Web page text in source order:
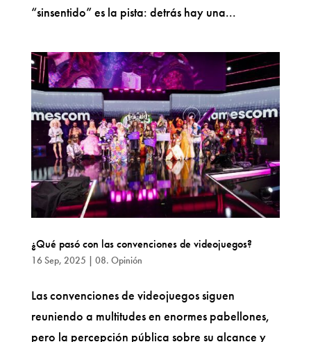
“sinsentido” es la pista: detrás hay una...
¿Qué pasó con las convenciones de videojuegos?
16 Sep, 2025 | 08. Opinión
Las convenciones de videojuegos siguen
reuniendo a multitudes en enormes pabellones,
pero la percepción pública sobre su alcance y